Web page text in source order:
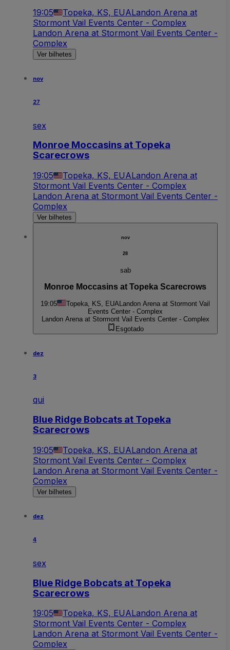
19:05 Topeka, KS, EUALandon Arena at
Stormont Vail Events Center - Complex
Landon Arena at Stormont Vail Events Center -
Complex
Ver bilhetes
nov
27
sex
Monroe Moccasins at Topeka
Scarecrows
19:05 Topeka, KS, EUALandon Arena at
Stormont Vail Events Center - Complex
Landon Arena at Stormont Vail Events Center -
Complex
Ver bilhetes
nov
28
sab
Monroe Moccasins at Topeka Scarecrows
19:05 Topeka, KS, EUALandon Arena at Stormont Vail
Events Center - Complex
Landon Arena at Stormont Vail Events Center - Complex
Esgotado
dez
3
qui
Blue Ridge Bobcats at Topeka
Scarecrows
19:05 Topeka, KS, EUALandon Arena at
Stormont Vail Events Center - Complex
Landon Arena at Stormont Vail Events Center -
Complex
Ver bilhetes
dez
4
sex
Blue Ridge Bobcats at Topeka
Scarecrows
19:05 Topeka, KS, EUALandon Arena at
Stormont Vail Events Center - Complex
Landon Arena at Stormont Vail Events Center -
Complex